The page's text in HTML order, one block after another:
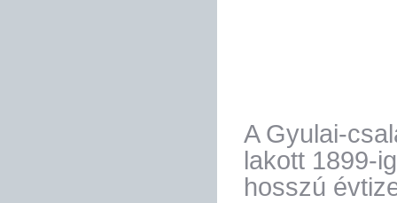
A Gyulai-
lakott 1899-
hosszú